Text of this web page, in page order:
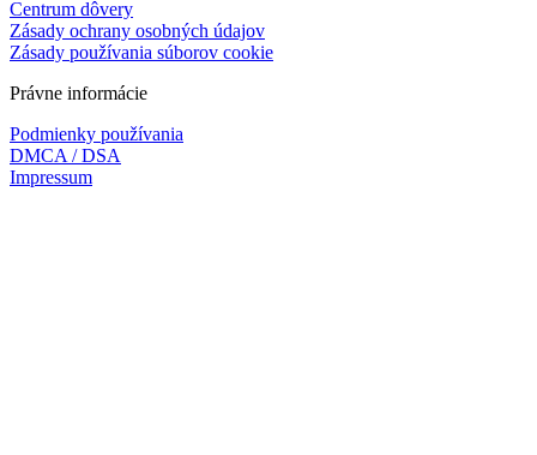
Centrum dôvery
Zásady ochrany osobných údajov
Zásady používania súborov cookie
Právne informácie
Podmienky používania
DMCA / DSA
Impressum